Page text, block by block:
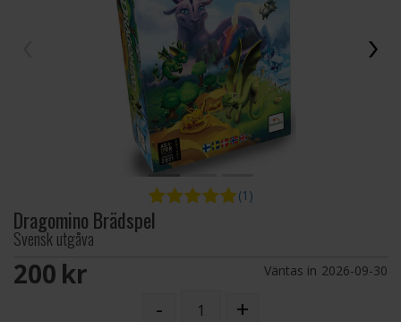
(1)
Dragomino Brädspel
Svensk utgåva
200 SEK Väntas in 2026-09-30
- +